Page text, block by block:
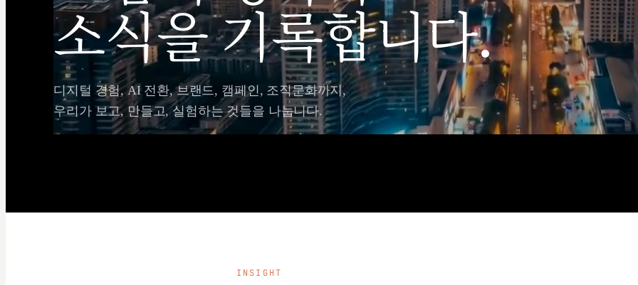
소식을 기록합니다.
디지털 경험, AI 전환, 브랜드, 캠페인, 조직문화까지,
우리가 보고, 만들고, 실험하는 것들을 나눕니다.
INSIGHT